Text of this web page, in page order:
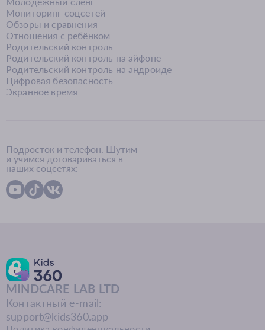
Мониторинг соцсетей
Обзоры и сравнения
Отношения с ребёнком
Родительский контроль
Родительский контроль на айфоне
Родительский контроль на андроиде
Цифровая безопасность
Экранное время
Подросток и телефон. Шутим
и учимся договариваться в
наших соцсетях:
MINDCARE LAB LTD
Контактный e-mail:
support@kids360.app